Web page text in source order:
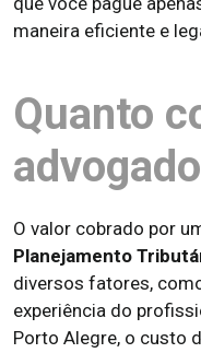
maneira eficiente e
Quanto
O valor cobrado por
Planejamento
diversos fatores,
experiência do
Porto Alegre, o custo